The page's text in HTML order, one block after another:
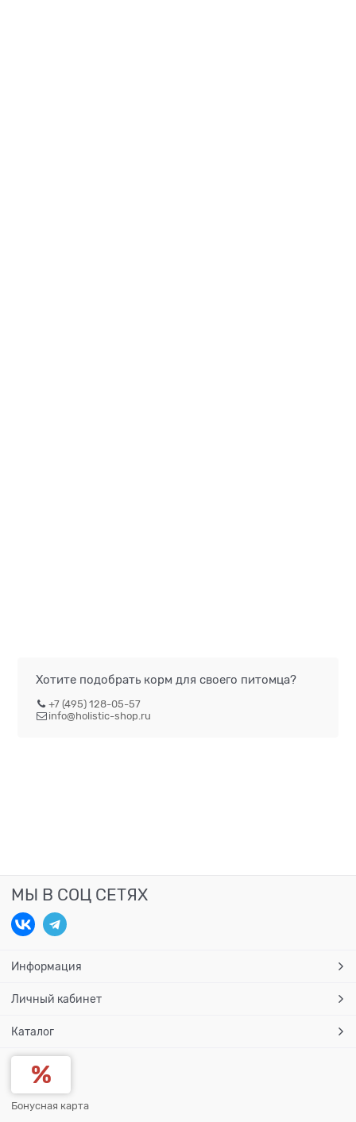
Хотите подобрать корм для своего питомца?
+7 (495) 128-05-57
info@holistic-shop.ru
МЫ В СОЦ СЕТЯХ
Информация
Личный кабинет
Каталог
Бонусная карта